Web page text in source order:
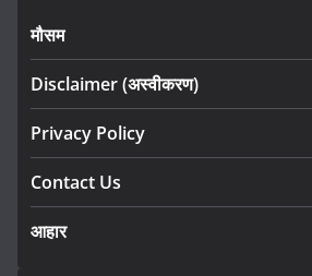
मौसम
Disclaimer (अस्वीकरण)
Privacy Policy
Contact Us
आहार